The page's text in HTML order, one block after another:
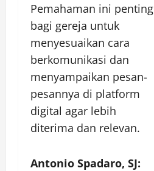
Pemahaman ini penting
bagi gereja untuk
menyesuaikan cara
berkomunikasi dan
menyampaikan pesan-
pesannya di platform
digital agar lebih
diterima dan relevan.
Antonio Spadaro, SJ: